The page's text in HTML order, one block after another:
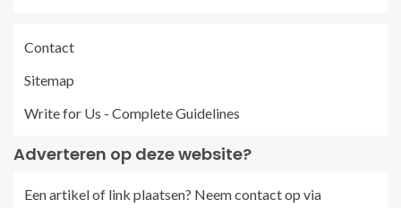
Contact
Sitemap
Write for Us - Complete Guidelines
Adverteren op deze website?
Een artikel of link plaatsen? Neem contact op via